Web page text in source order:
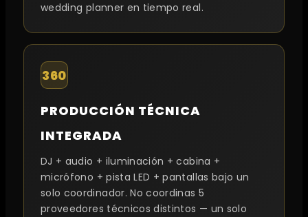
wedding planner en tiempo real.
360
PRODUCCIÓN TÉCNICA
INTEGRADA
DJ + audio + iluminación + cabina +
micrófono + pista LED + pantallas bajo un
solo coordinador. No coordinas 5
proveedores técnicos distintos — un solo